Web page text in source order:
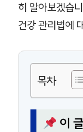
히 알아보겠습
건강 관리법에
목차
이